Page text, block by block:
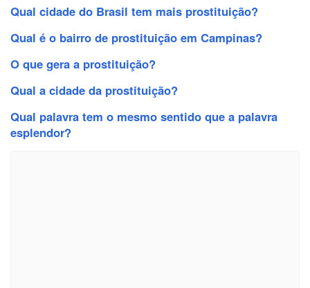
Qual cidade do Brasil tem mais prostituição?
Qual é o bairro de prostituição em Campinas?
O que gera a prostituição?
Qual a cidade da prostituição?
Qual palavra tem o mesmo sentido que a palavra
esplendor?